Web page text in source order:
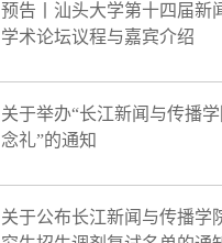
预告丨汕头大学第十四届新
学术论坛议程与嘉宾介绍
关于举办“长江新闻与传播
念礼”的通知
关于公布长江新闻与传播学